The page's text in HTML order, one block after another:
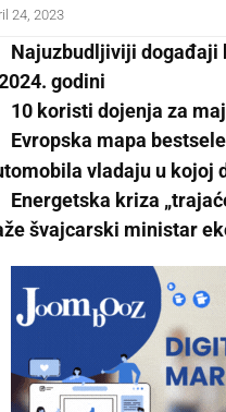
24, 2023
Najuzbudljiviji događaji
godini
10 koristi dojenja za
Evropska mapa
vladaju u kojoj
Energetska kriza
švajcarski ministar